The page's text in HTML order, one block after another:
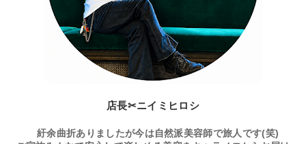
店長✂ニイミヒロシ
紆余曲折ありましたが今は自然派美容師で旅人です(笑)